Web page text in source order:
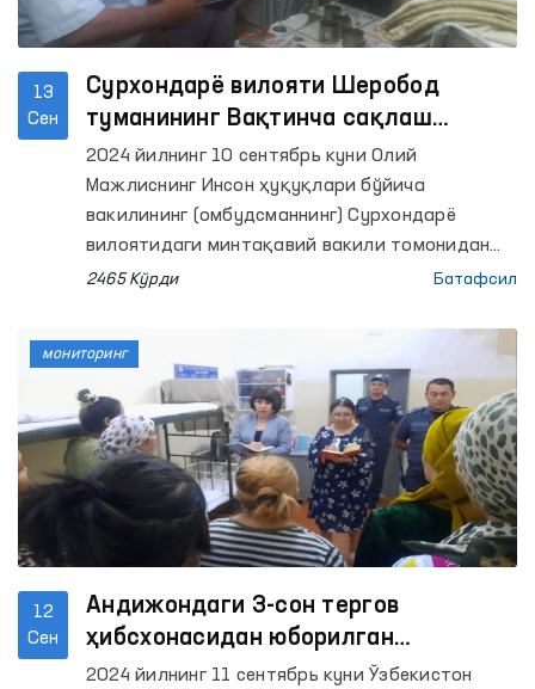
13
Сен
Сурхондарё вилояти Шеробод
туманининг Вақтинча сақлаш
ҳибсхонасида сақланаётган
шахсларга етарли шароитлар
яратилмаган-Омбудсман
2024 йилнинг 10 сентябрь куни Олий
Мажлиснинг Инсон ҳуқуқлари бўйича
вакилининг (омбудсманнинг) Сурхондарё
вилоятидаги минтақавий вакили томонидан
Шеробод туман Ички ишлар бўлимининг
2465 Кўрди Батафсил
12
Сен
Андижондаги 3-сон тергов
ҳибсхонасидан юборилган
мурожаатлар ўрганилмоқда
2024 йилнинг 11 сентябрь куни Ўзбекистон
мониторинг